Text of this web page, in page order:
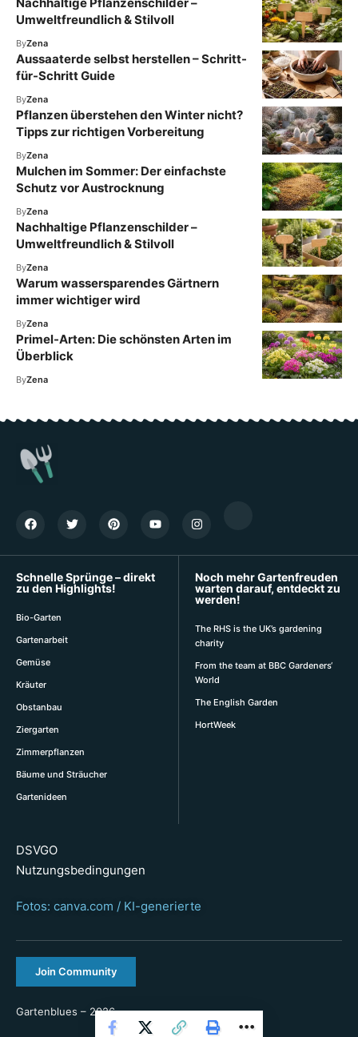
Nachhaltige Pflanzenschilder –
Umweltfreundlich & Stilvoll
ByZena
Aussaaterde selbst herstellen – Schritt-
für-Schritt Guide
ByZena
Pflanzen überstehen den Winter nicht?
Tipps zur richtigen Vorbereitung
ByZena
Mulchen im Sommer: Der einfachste
Schutz vor Austrocknung
ByZena
Nachhaltige Pflanzenschilder –
Umweltfreundlich & Stilvoll
ByZena
Warum wassersparendes Gärtnern
immer wichtiger wird
ByZena
Primel-Arten: Die schönsten Arten im
Überblick
ByZena
Schnelle Sprünge – direkt
zu den Highlights!
Bio-Garten
Gartenarbeit
Gemüse
Kräuter
Obstanbau
Ziergarten
Zimmerpflanzen
Bäume und Sträucher
Gartenideen
Noch mehr Gartenfreuden
warten darauf, entdeckt zu
werden!
The RHS is the UK’s gardening
charity
From the team at BBC Gardeners‘
World
The English Garden
HortWeek
DSVGO
Nutzungsbedingungen
Fotos: canva.com / KI-generierte
Join Community
Gartenblues – 2026